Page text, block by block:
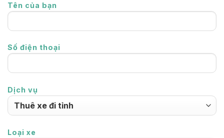
Tên của bạn
Số điện thoại
Dịch vụ
Loại xe